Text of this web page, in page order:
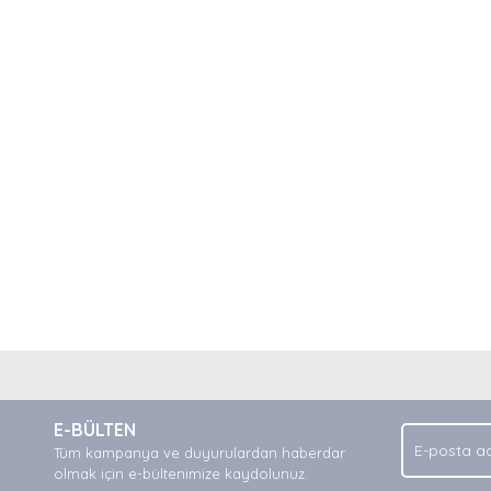
E-BÜLTEN
Tüm kampanya ve duyurulardan haberdar
olmak için e-bültenimize kaydolunuz.